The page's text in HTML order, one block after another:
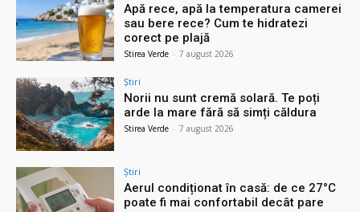
Apă rece, apă la temperatura camerei
sau bere rece? Cum te hidratezi
corect pe plajă
Stirea Verde - 7 august 2026
Știri
Norii nu sunt cremă solară. Te poți
arde la mare fără să simți căldura
Stirea Verde - 7 august 2026
Știri
Aerul condiționat în casă: de ce 27°C
poate fi mai confortabil decât pare